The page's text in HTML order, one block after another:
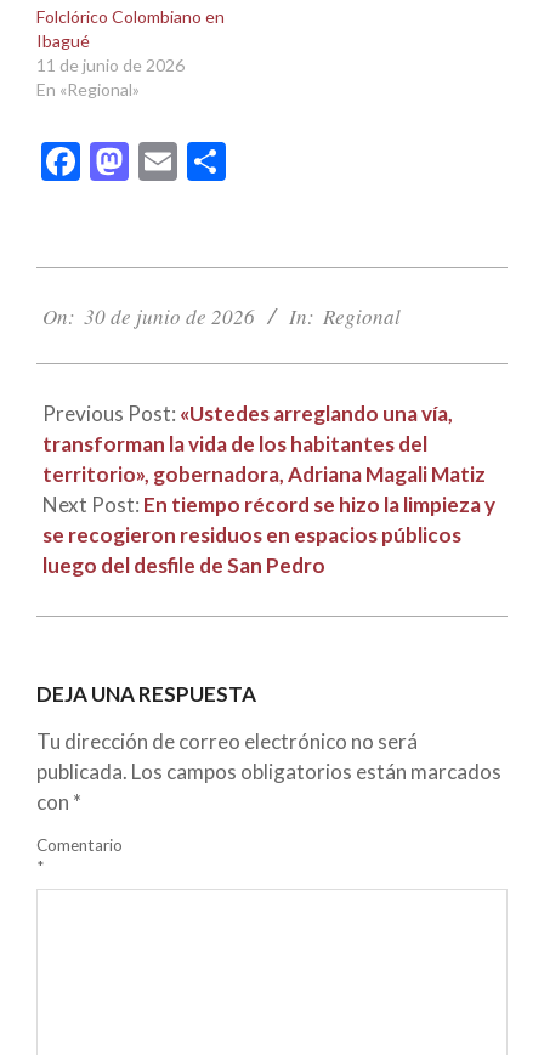
Folclórico Colombiano en
Ibagué
11 de junio de 2026
En «Regional»
Facebook
Mastodon
Email
06-
On: 30 de junio de 2026 In: Regional
Previous Post: «Ustedes arreglando una vía,
transforman la vida de los habitantes del
territorio», gobernadora, Adriana Magali Matiz
Next Post: En tiempo récord se hizo la limpieza y
se recogieron residuos en espacios públicos
luego del desfile de San Pedro
DEJA UNA RESPUESTA
Tu dirección de correo electrónico no será
publicada. Los campos obligatorios están marcados
con *
Comentario
*